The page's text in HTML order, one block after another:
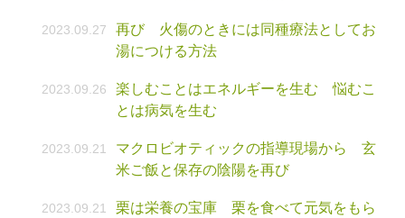
2023.09.27
再び 火傷のときには同種療法としてお
湯につける方法
2023.09.26
楽しむことはエネルギーを生む 悩むこ
とは病気を生む
2023.09.21
マクロビオティックの指導現場から 玄
米ご飯と保存の陰陽を再び
2023.09.21
栗は栄養の宝庫 栗を食べて元気をもら